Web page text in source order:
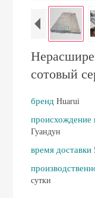
сотовый
брендHuarui
происхождение
Гуандун
время доставки
сутки